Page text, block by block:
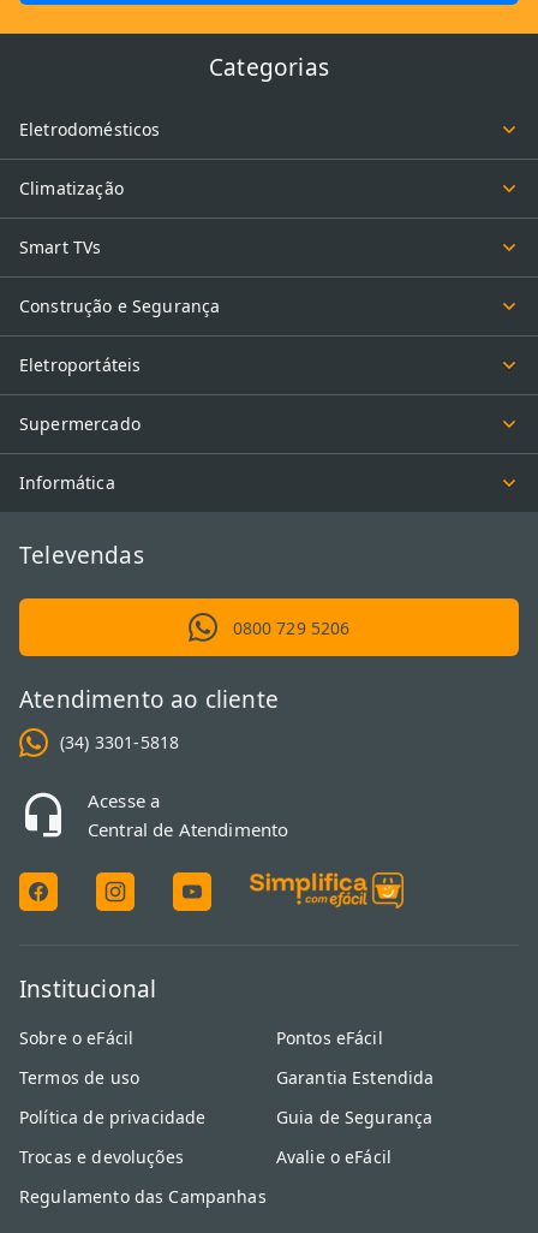
Categorias
Eletrodomésticos
Climatização
Smart TVs
Construção e Segurança
Eletroportáteis
Supermercado
Informática
Televendas
0800 729 5206
Atendimento ao cliente
(34) 3301-5818
Acesse a
Central de Atendimento
Institucional
Sobre o eFácil
Termos de uso
Política de privacidade
Trocas e devoluções
Regulamento das Campanhas
Pontos eFácil
Garantia Estendida
Guia de Segurança
Avalie o eFácil